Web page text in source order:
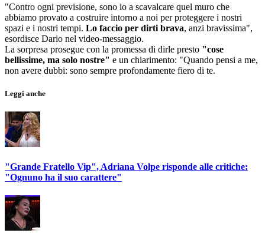
"Contro ogni previsione, sono io a scavalcare quel muro che
abbiamo provato a costruire intorno a noi per proteggere i nostri
spazi e i nostri tempi. Lo faccio per dirti brava, anzi bravissima",
esordisce Dario nel video-messaggio.
La sorpresa prosegue con la promessa di dirle presto "cose
bellissime, ma solo nostre" e un chiarimento: "Quando pensi a me,
non avere dubbi: sono sempre profondamente fiero di te.
Leggi anche
"Grande Fratello Vip", Adriana Volpe risponde alle critiche:
"Ognuno ha il suo carattere"